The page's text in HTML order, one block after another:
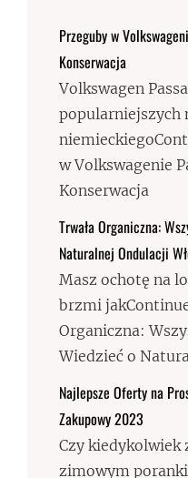
Przeguby w
Konserwacja
Volkswagen
popularniejszych
w Volkswagenie
Konserwacja
Trwała Organiczna:
Naturalnej Ondulacji
Masz ochotę na
brzmi
Organiczna:
Wiedzieć o
Najlepsze Oferty na
Zakupowy 2023
Czy kiedykolwiek
zimowym